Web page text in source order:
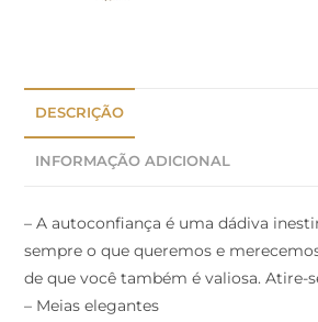
DESCRIÇÃO
INFORMAÇÃO ADICIONAL
– A autoconfiança é uma dádiva
sempre o que queremos e
de que você também é valiosa. Atire-
– Meias elegantes